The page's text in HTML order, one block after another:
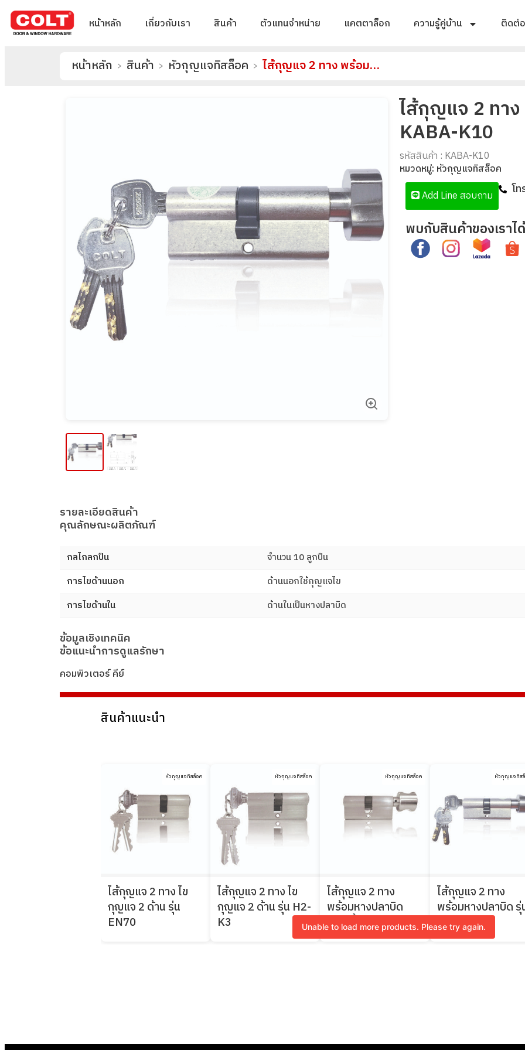
หน้าหลัก เกี่ยวกับเรา สินค้า ตัวแทนจำหน่าย แคตตาล็อก ความรู้คู่บ้าน ติดต่
หน้าหลัก > สินค้า > หัวกุญแจทิสล็อค > ไส้กุญแจ 2 ทาง พร้อมหางปลาบิด รุ่น KABA-K10
ไส้กุญแจ 2 ทา
KABA-K10
รหัสสินค้า : KABA-K10
หมวดหมู่: หัวกุญแจทิสล็อค
Add Line สอบถาม
โท
พบกับสินค้าของเราไ
รายละเอียดสินค้า
คุณลักษณะผลิตภัณฑ์
กลไกลกปืน
จํานวน 10 ลูกปืน
การไขด้านนอก
ด้านนอกใช้กุญแจไข
การไขด้านใน
ด้านในเป็นหางปลาบิด
ข้อมูลเชิงเทคนิค
ข้อแนะนำการดูแลรักษา
คอมพิวเตอร์ คีย์
สินค้าแนะนำ
หัวกุญแจทิสล็อค
ไส้กุญแจ 2 ทาง ไข
กุญแจ 2 ด้าน รุ่น
EN70
หัวกุญแจทิสล็อค
ไส้กุญแจ 2 ทาง ไข
กุญแจ 2 ด้าน รุ่น H2-
K3
หัวกุญแจทิสล็อค
ไส้กุญแจ 2 ทาง
พร้อมหางปลาบิด
(ห้องนํ้า)
หัวกุญแจทิส
ไส้กุญแจ 2 ทาง
พร้อมหางปลาบิด รุ่
KABA-K07
Unable to load more products. Please try again.